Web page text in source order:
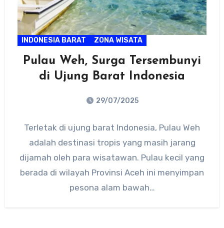
INDONESIA BARAT ZONA WISATA
Pulau Weh, Surga Tersembunyi
di Ujung Barat Indonesia
29/07/2025
Comments
Terletak di ujung barat Indonesia, Pulau Weh
adalah destinasi tropis yang masih jarang
dijamah oleh para wisatawan. Pulau kecil yang
berada di wilayah Provinsi Aceh ini menyimpan
pesona alam bawah…